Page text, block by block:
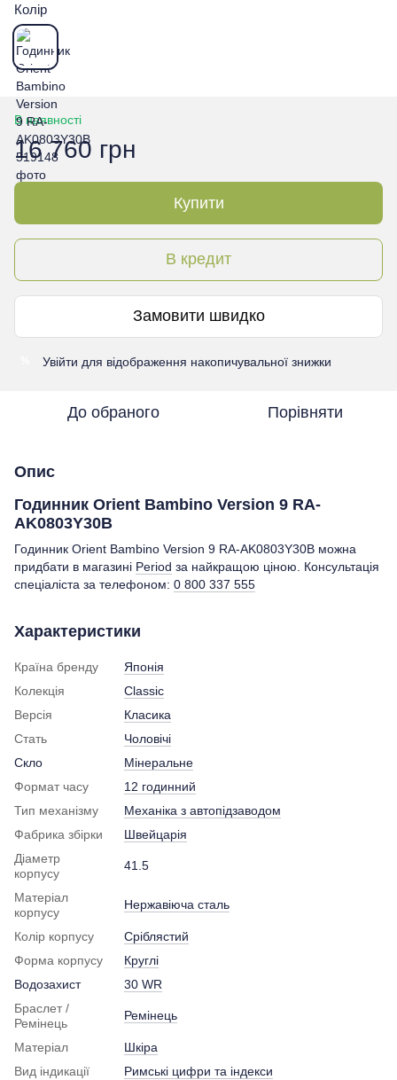
Колір
В наявності
16 760 грн
Купити
В кредит
Замовити швидко
Увійти для відображення накопичувальної знижки
До обраного Порівняти
Опис
Годинник Orient Bambino Version 9 RA-
AK0803Y30B
Годинник Orient Bambino Version 9 RA-AK0803Y30B можна
придбати в магазині Period за найкращою ціною. Консультація
спеціаліста за телефоном: 0 800 337 555
Характеристики
Країна бренду
Японія
Колекція
Classic
Версія
Класика
Стать
Чоловічі
Скло
Мінеральне
Формат часу
12 годинний
Тип механізму
Механіка з автопідзаводом
Фабрика збірки
Швейцарія
Діаметр
корпусу
41.5
Матеріал
корпусу
Нержавіюча сталь
Колір корпусу
Сріблястий
Форма корпусу
Круглі
Водозахист
30 WR
Браслет /
Ремінець
Ремінець
Матеріал
Шкіра
Вид індикації
Римські цифри та індекси